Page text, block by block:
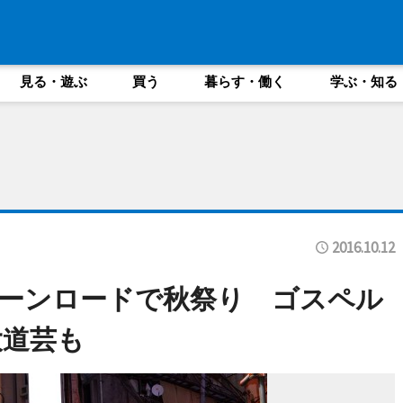
見る・遊ぶ 買う 暮らす・働く 学ぶ・知る
2016.10.12
ンロードで秋祭り ゴスペル
芸も